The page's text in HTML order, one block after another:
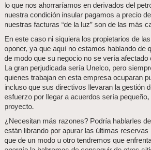
lo que nos ahorraríamos en derivados del
nuestra condición insular pagamos a precio
nuestras facturas “de la luz” son de las más
En este caso ni siquiera los propietarios de
oponer, ya que aquí no estamos hablando de
de modo que su negocio no se vería
La gran perjudicada sería Unelco, pero
quienes trabajan en esta empresa ocuparan
incluso que sus directivos llevaran la gestión
esfuerzo por llegar a acuerdos sería
proyecto.
¿Necesitan más razones? Podría hablarles
están librando por apurar las últimas
que de un modo u otro tendremos que